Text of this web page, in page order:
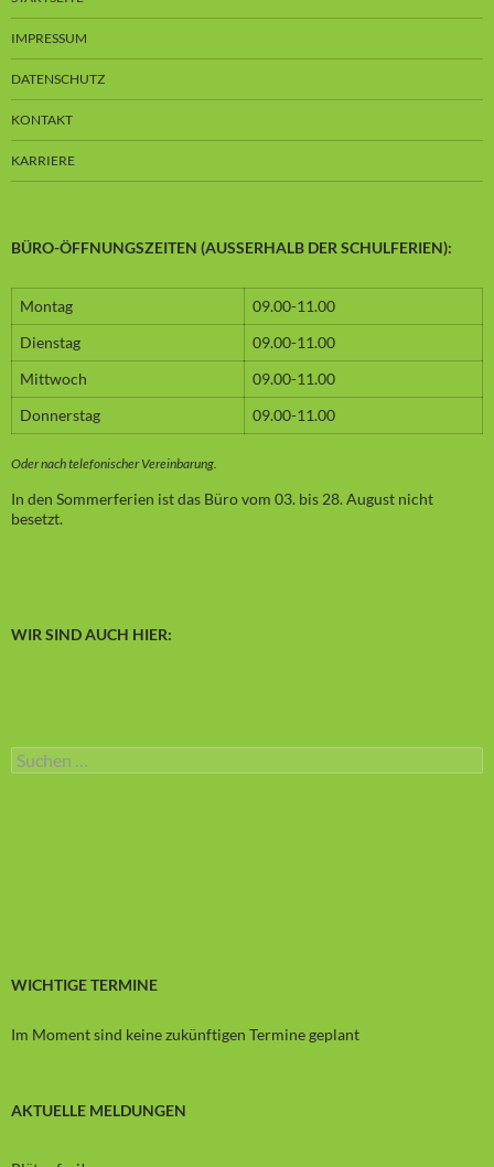
IMPRESSUM
DATENSCHUTZ
KONTAKT
KARRIERE
BÜRO-ÖFFNUNGSZEITEN (AUSSERHALB DER SCHULFERIEN):
Montag
09.00-11.00
Dienstag
09.00-11.00
Mittwoch
09.00-11.00
Donnerstag
09.00-11.00
Oder nach telefonischer Vereinbarung.
In den Sommerferien ist das Büro vom 03. bis 28. August nicht
besetzt.
WIR SIND AUCH HIER:
Suchen
nach:
WICHTIGE TERMINE
Im Moment sind keine zukünftigen Termine geplant
AKTUELLE MELDUNGEN